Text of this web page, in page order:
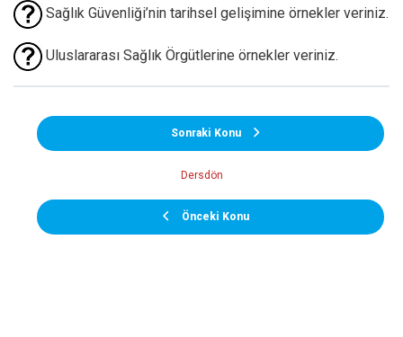
Sağlık Güvenliği’nin tarihsel gelişimine örnekler veriniz.
Uluslararası Sağlık Örgütlerine örnekler veriniz.
Önceki Konu
Dersdön
Sonraki Konu